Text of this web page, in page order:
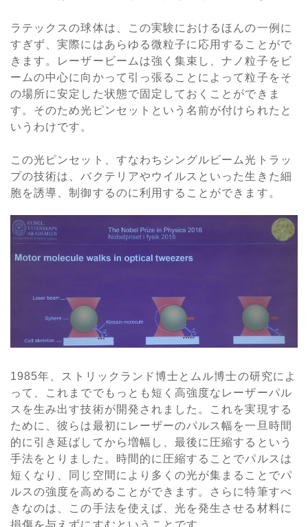
ラテックスの球体は、この実験におけるほんの一例に
すぎず、実際にはあらゆる微粒子に応用することがで
きます。レーザービームは強く集束し、ナノ粒子をビ
ームの中心に向かって引っ張ることによって粒子をそ
の場所に安定した状態で固定しておくことができま
す。そのため光ピンセットという名前が付けられたと
いうわけです。
この光ピンセット、すなわちシングルビーム光トラッ
プの技術は、バクテリアやウイルスといった生きた細
胞を誘導、制御するのに利用することができます。
1985年、ストリックランド博士とムル博士の研究によ
って、これまででもっとも短く高強度なレーザーパル
スを生み出す技術が開発されました。これを実現する
ために、彼らは最初にレーザーのパルス幅を一旦時間
的に引き延ばしてから増幅し、最後に圧縮するという
手法をとりました。時間的に圧縮することでパルスは
短くなり、同じ空間により多くの光が集まることでパ
ルスの強度を高めることができます。さらに特筆すべ
きなのは、この手法を使えば、光を発生させる材料に
損傷を与えずにすむということです。